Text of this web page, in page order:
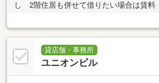
し 2階住居も併せて借りたい場合は賃料
貸店舗・事務所
ユニオンビル